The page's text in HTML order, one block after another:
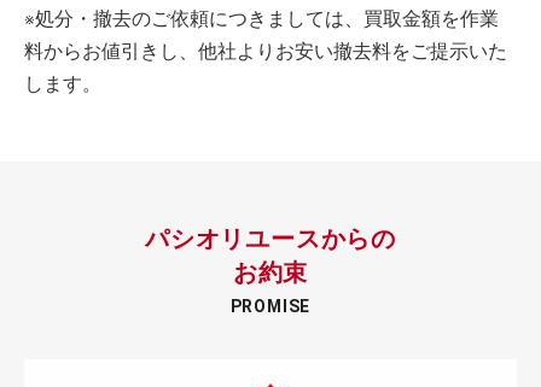
※処分・撤去のご依頼につきましては、買取金額を作業
料からお値引きし、他社よりお安い撤去料をご提示いた
します。
パシオリユースからの
お約束
PROMISE